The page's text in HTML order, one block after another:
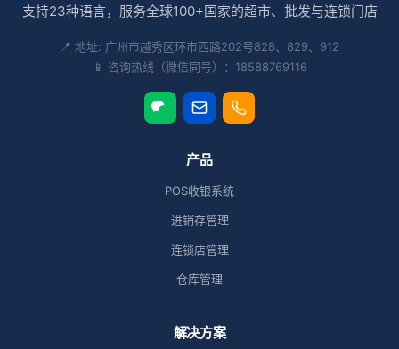
支持23种语言，服务全球100+国家的超市、批发与连锁门店
📍 地址: 广州市越秀区环市西路202号828、829、912
📱 咨询热线（微信同号）：18588769116
产品
POS收银系统
进销存管理
连锁店管理
仓库管理
解决方案